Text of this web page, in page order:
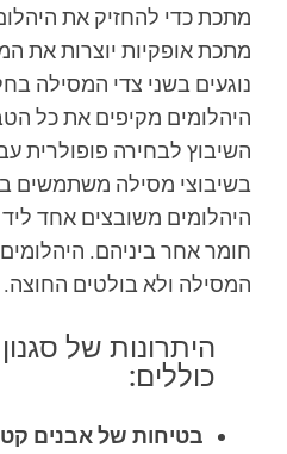
מתכת כדי להחזיק את
מתכת אופקיות יוצרות את
נוגעים בשני צדי המסילה
היהלומים מקיפים את כל
השיבוץ לבחירה פופולרית
בשיבוצי מסילה משתמשים
היהלומים משובצים אחד
חומר אחר ביניהם.
המסילה ולא בולטים החוצה.
היתרונות של
כוללים:
בטיחות של אבנים